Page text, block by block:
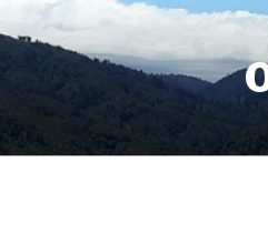
au
contenu
principal